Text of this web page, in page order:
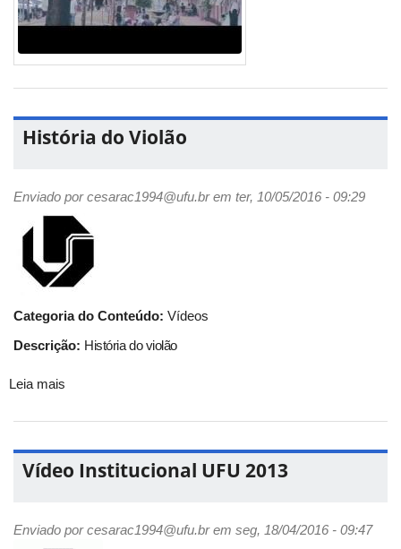
História do Violão
Enviado porcesarac1994@ufu.brem ter, 10/05/2016 - 09:29
Categoria do Conteúdo: Vídeos
Descrição: História do violão
Leia mais
do
Vídeo Institucional UFU 2013
Enviado porcesarac1994@ufu.brem seg, 18/04/2016 - 09:47